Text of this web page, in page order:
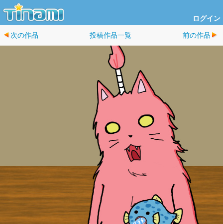
ログイン
次の作品 投稿作品一覧 前の作品